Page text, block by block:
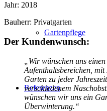
Gartenpflege
Referenzen
Jahr: 2018
Bauherr: Privatgarten
Der Kundenwunsch:
„Wir wünschen uns
Aufenthaltsbereichen,
Garten zu jeder
verschiedenem
wünschen wir uns ein
Überwinterung.“